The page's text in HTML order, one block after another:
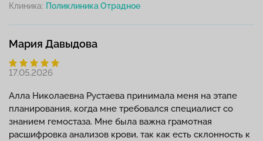
Клиника:
Мария Давыдова
17.05.2026
Алла Николаевна Рустаева принимала меня на этапе
планирования, когда мне требовался специалист со
знанием гемостаза. Мне была важна грамотная
расшифровка анализов крови, так как есть склонность к